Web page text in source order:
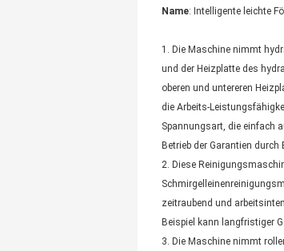
Name: Intelligente leichte
1. Die Maschine nimmt
und der Heizplatte des
oberen und untereren
die Arbeits-
Spannungsart, die einfach
Betrieb der Garantien durch
2. Diese
zeitraubend und
Beispiel kann langfristiger
3. Die Maschine nimmt